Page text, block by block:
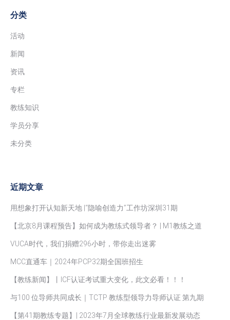
分类
活动
新闻
资讯
专栏
教练知识
学员分享
未分类
近期文章
用想象打开认知新天地 |“隐喻创造力”工作坊深圳31期
【北京8月课程预告】如何成为教练式领导者？ | M1教练之道
VUCA时代，我们捐赠296小时，带你走出迷雾
MCC直通车｜2024年PCP32期全国班招生
【教练新闻】丨ICF认证考试重大变化，此文必看！！！
与100 位导师共同成长｜TCTP 教练型领导力导师认证 第九期
【第41期教练专题】| 2023年7月全球教练行业最新发展动态